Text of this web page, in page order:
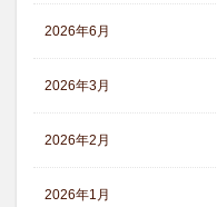
2026年6月
2026年3月
2026年2月
2026年1月